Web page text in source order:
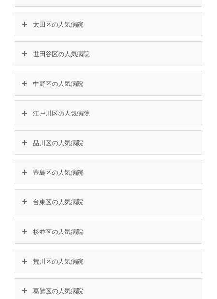
太田区の人気病院
世田谷区の人気病院
中野区の人気病院
江戸川区の人気病院
品川区の人気病院
豊島区の人気病院
台東区の人気病院
杉並区の人気病院
荒川区の人気病院
葛飾区の人気病院